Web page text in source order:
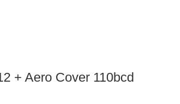
+ Aero Cover 110bcd